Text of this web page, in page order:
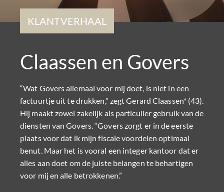
KLANTVERHAAL
Claassen en Govers
“Wat Govers allemaal voor mij doet, is niet in een
factuurtje uit te drukken,” zegt Gerard Claassen* (43).
Hij maakt zowel zakelijk als particulier gebruik van de
diensten van Govers. “Govers zorgt er in de eerste
plaats voor dat ik mijn fiscale voordelen optimaal
benut. Maar het is vooral een integer kantoor dat er
alles aan doet om de juiste belangen te behartigen
voor mij en alle betrokkenen.”